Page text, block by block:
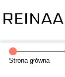
Strona główna